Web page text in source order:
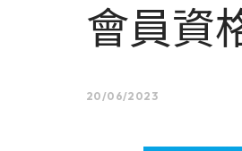
會員資
20/06/2023